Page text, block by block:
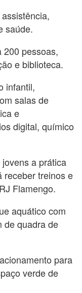
saúde.
200 pessoas,
e biblioteca.
infantil,
salas de
e
digital, químico
a prática
receber treinos e
Flamengo.
aquático com
de quadra de
para
verde de